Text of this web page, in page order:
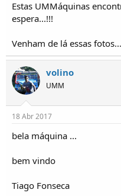
Estas UMMáquinas
espera...!!!
Venham de lá essas
volino
UMM
18 Abr 2017
bela máquina ...
bem vindo
Tiago Fonseca